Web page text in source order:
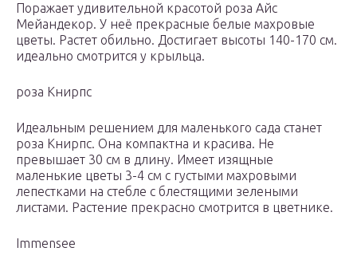
Поражает удивительной красотой роза Айс
Мейандекор. У неё прекрасные белые махровые
цветы. Растет обильно. Достигает высоты 140-170 см.
идеально смотрится у крыльца.
роза Книрпс
Идеальным решением для маленького сада станет
роза Книрпс. Она компактна и красива. Не
превышает 30 см в длину. Имеет изящные
маленькие цветы 3-4 см с густыми махровыми
лепестками на стебле с блестящими зелеными
листами. Растение прекрасно смотрится в цветнике.
Immensee